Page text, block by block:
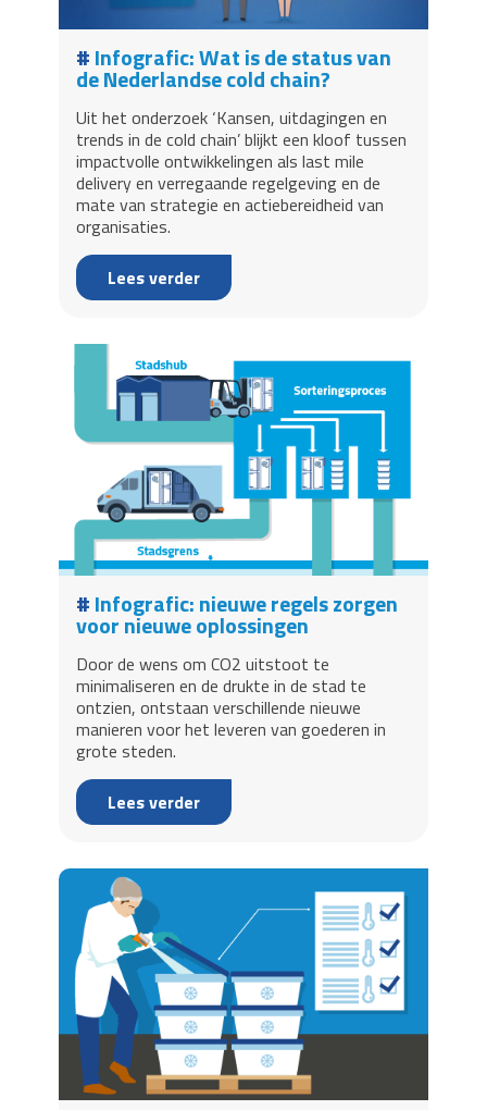
Infografic: Wat is de status van
de Nederlandse cold chain?
Uit het onderzoek ‘Kansen, uitdagingen en
trends in de cold chain’ blijkt een kloof tussen
impactvolle ontwikkelingen als last mile
delivery en verregaande regelgeving en de
mate van strategie en actiebereidheid van
organisaties.
Lees verder
Infografic: nieuwe regels zorgen
voor nieuwe oplossingen
Door de wens om CO2 uitstoot te
minimaliseren en de drukte in de stad te
ontzien, ontstaan verschillende nieuwe
manieren voor het leveren van goederen in
grote steden.
Lees verder